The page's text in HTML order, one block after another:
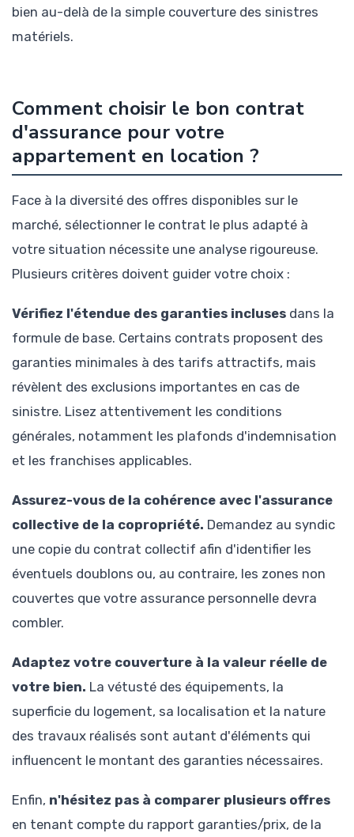
bien au-delà de la simple couverture des sinistres
matériels.
Comment choisir le bon contrat
d'assurance pour votre
appartement en location ?
Face à la diversité des offres disponibles sur le
marché, sélectionner le contrat le plus adapté à
votre situation nécessite une analyse rigoureuse.
Plusieurs critères doivent guider votre choix :
Vérifiez l'étendue des garanties incluses dans la
formule de base. Certains contrats proposent des
garanties minimales à des tarifs attractifs, mais
révèlent des exclusions importantes en cas de
sinistre. Lisez attentivement les conditions
générales, notamment les plafonds d'indemnisation
et les franchises applicables.
Assurez-vous de la cohérence avec l'assurance
collective de la copropriété. Demandez au syndic
une copie du contrat collectif afin d'identifier les
éventuels doublons ou, au contraire, les zones non
couvertes que votre assurance personnelle devra
combler.
Adaptez votre couverture à la valeur réelle de
votre bien. La vétusté des équipements, la
superficie du logement, sa localisation et la nature
des travaux réalisés sont autant d'éléments qui
influencent le montant des garanties nécessaires.
Enfin, n'hésitez pas à comparer plusieurs offres
en tenant compte du rapport garanties/prix, de la